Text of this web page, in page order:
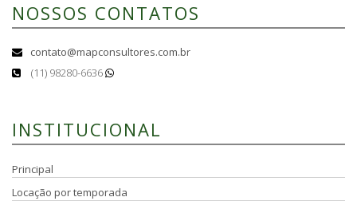
NOSSOS CONTATOS
contato@mapconsultores.com.br
(11) 98280-6636
INSTITUCIONAL
Principal
Locação por temporada